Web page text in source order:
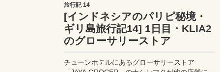
旅行記 14
[インドネシアのパリピ秘境・
ギリ島旅行記14] 1日目・KLIA2
のグローサリーストア
チューンホテルにあるグローサリーストア